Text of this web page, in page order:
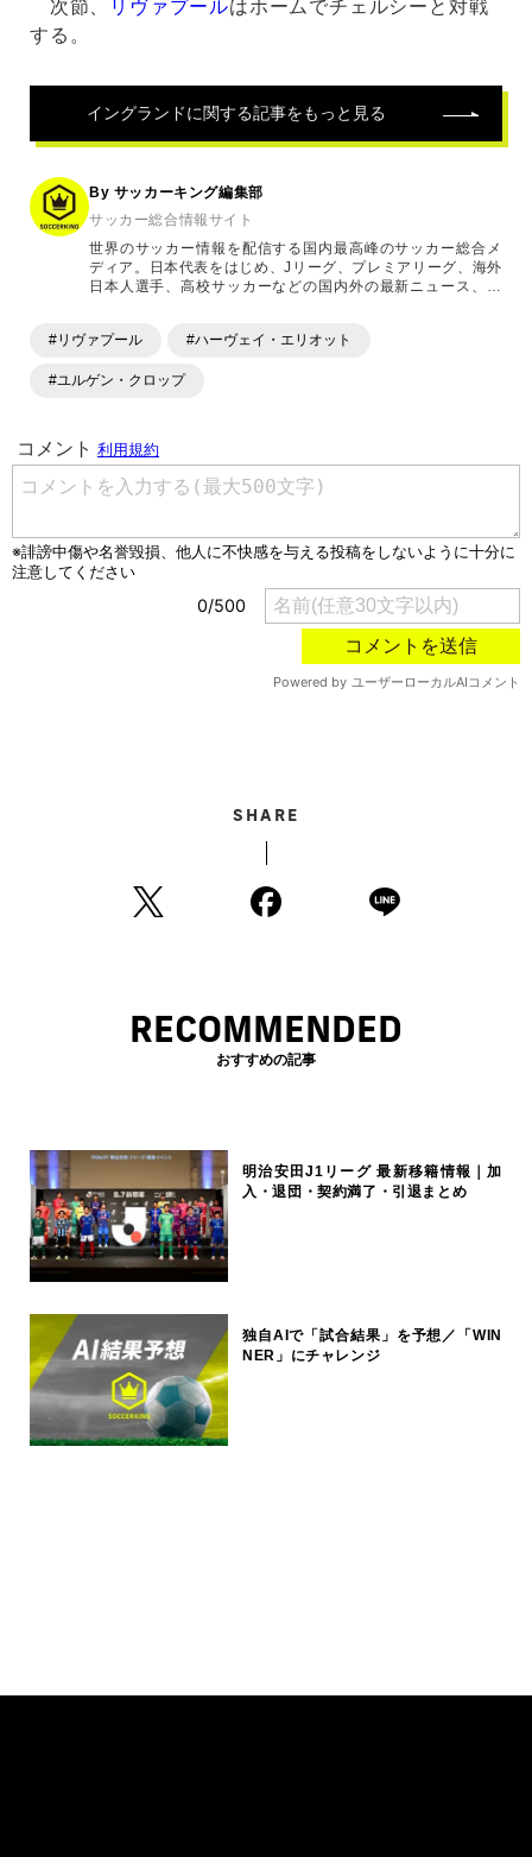
次節、 リヴァプールはホームでチェルシーと対戦
する。
イングランドに関する記事をもっと見る
By サッカーキング編集部
サッカー総合情報サイト
世界のサッカー情報を配信する国内最高峰のサッカー総合メ
ディア。日本代表をはじめ、Jリーグ、プレミアリーグ、海外
日本人選手、高校サッカーなどの国内外の最新ニュース、コ
ます。「X」「Instagram」「YouTube」「TikTok」など、
#リヴァプール #ハーヴェイ・エリオット
#ユルゲン・クロップ
SHARE
RECOMMENDED
おすすめの記事
明治安田J1リーグ 最新移籍情報｜加
入・退団・契約満了・引退まとめ
独自AIで「試合結果」を予想／「WIN
NER」にチャレンジ